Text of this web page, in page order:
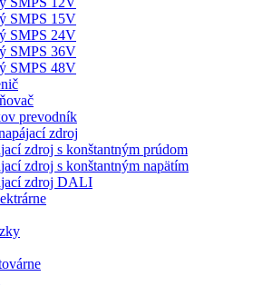
SMPS 15V
SMPS 24V
SMPS 36V
SMPS 48V
prevodník
zdroj
zdroj s konštantným prúdom
zdroj s konštantným napätím
zdroj DALI